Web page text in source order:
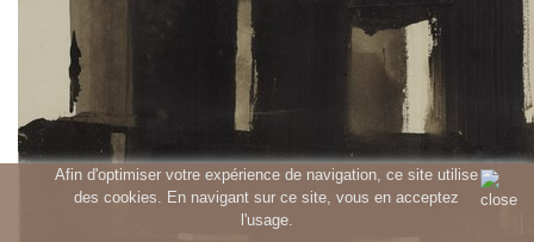
Afin d'optimiser votre expérience de navigation, ce site utilise
des cookies. En navigant sur ce site, vous en acceptez
l'usage.